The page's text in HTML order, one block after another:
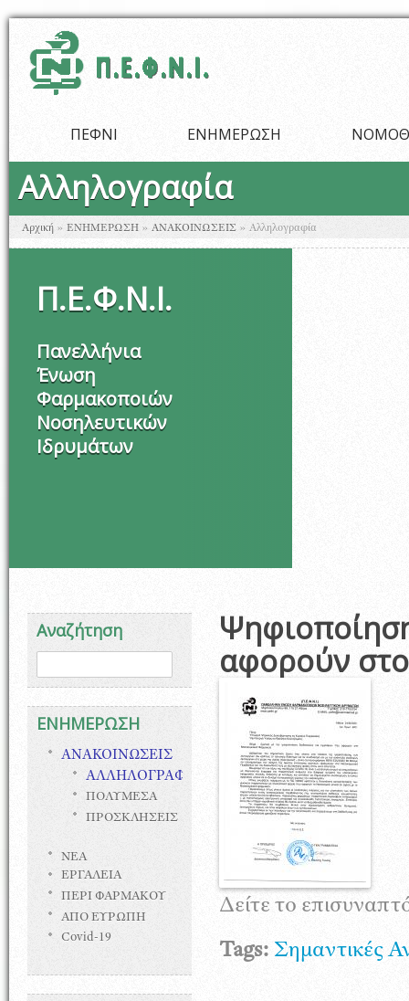
ΠΕΦΝΙ ΕΝΗΜΕΡΩΣΗ
Αλληλογραφία
Είστε εδώ
Αρχική » ΕΝΗΜΕΡΩΣΗ » ΑΝΑΚΟΙΝΩΣΕΙΣ » Αλληλογραφία
Π.Ε.Φ.Ν.Ι.
Πανελλήνια
Ένωση
Φαρμακοποιών
Νοσηλευτικών
Ιδρυμάτων
Αναζήτηση
Φόρμα αναζήτησης
ΕΝΗΜΕΡΩΣΗ
ΑΝΑΚΟΙΝΩΣΕΙΣ
ΑΛΛΗΛΟΓΡΑΦΙΑ
ΠΟΛΥΜΕΣΑ
ΠΡΟΣΚΛΗΣΕΙΣ
ΝΕΑ
ΕΡΓΑΛΕΙΑ
ΠΕΡΙ ΦΑΡΜΑΚΟΥ
ΑΠΟ ΕΥΡΩΠΗ
Covid-19
αφορούν
Δείτε το
Tags: Σημαντικές